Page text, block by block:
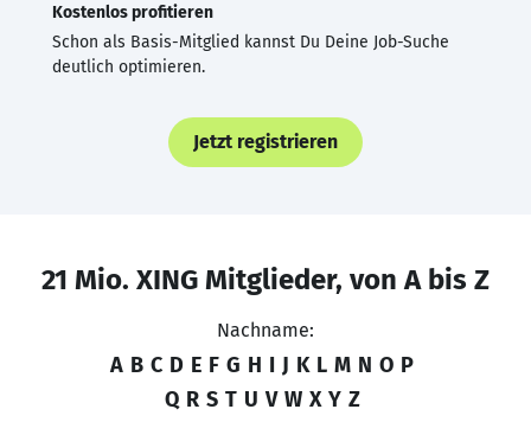
Kostenlos profitieren
Schon als Basis-Mitglied kannst Du Deine Job-Suche
deutlich optimieren.
Jetzt registrieren
21 Mio. XING Mitglieder, von A bis Z
Nachname:
A B C D E F G H I J K L M N O P
Q R S T U V W X Y Z